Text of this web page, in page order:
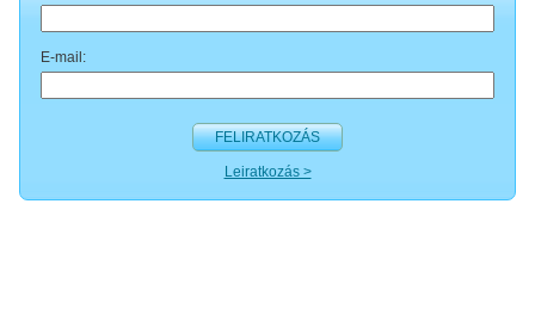
E-mail:
FELIRATKOZÁS
Leiratkozás >